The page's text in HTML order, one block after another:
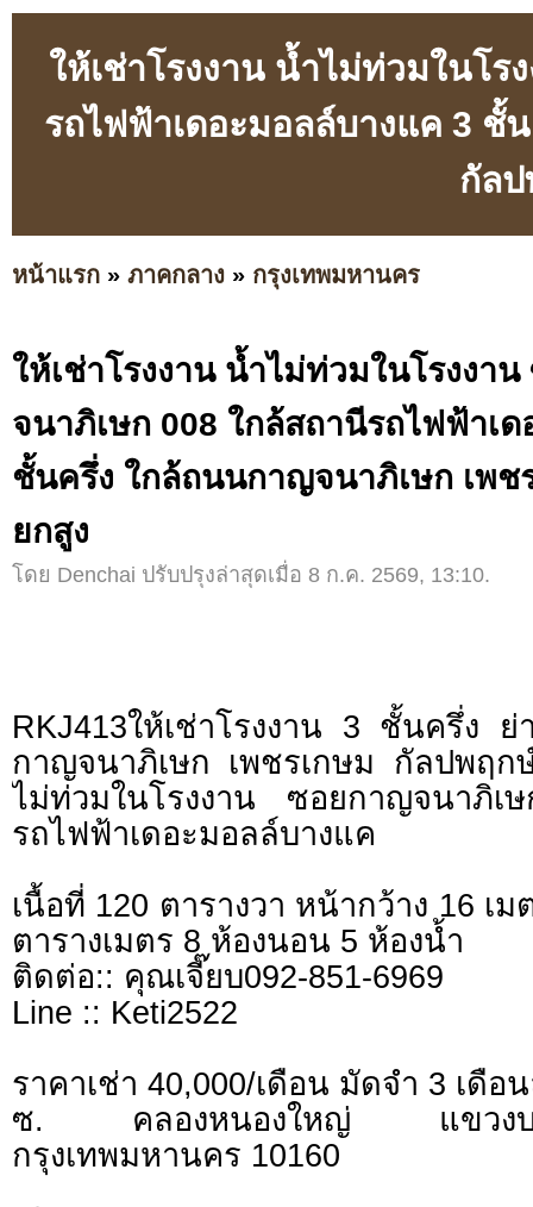
ให้เช่าโรงงาน น้ำไม่ท่วมในโ
รถไฟฟ้าเดอะมอลล์บางแค 3 ชั้
กัลป
หน้าแรก » ภาคกลาง » กรุงเทพมหานคร
ให้เช่าโรงงาน น้ำไม่ท่วมในโรงงา
จนาภิเษก 008 ใกล้สถานีรถไฟฟ้าเ
ชั้นครึ่ง ใกล้ถนนกาญจนาภิเษก เพช
ยกสูง
โดย Denchai ปรับปรุงล่าสุดเมื่อ 8 ก.ค. 2569, 13:10.
RKJ413ให้เช่าโรงงาน 3 ชั้นครึ่ง
กาญจนาภิเษก เพชรเกษม กัลปพฤก
ไม่ท่วมในโรงงาน ซอยกาญจนาภิ
รถไฟฟ้าเดอะมอลล์บางแค
เนื้อที่ 120 ตารางวา หน้ากว้าง 16 เ
ตารางเมตร 8 ห้องนอน 5 ห้องน้ำ
ติดต่อ:: คุณเจี๊ยบ092-851-6969
Line :: Keti2522
ราคาเช่า 40,000/เดือน มัดจำ 3 เดือ
ซ. คลองหนองใหญ่ แขวง
กรุงเทพมหานคร 10160